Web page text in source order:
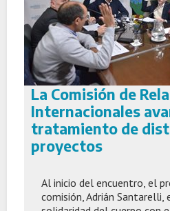
La Comisión de
Internacionales
tratamiento de
proyectos
Al inicio del encuentro, el
comisión, Adrián Santarelli,